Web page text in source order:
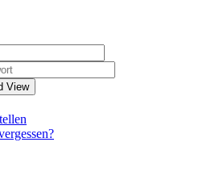
View